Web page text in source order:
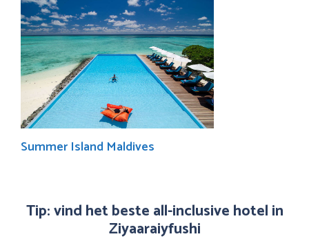
Summer Island Maldives
Tip: vind het beste all-inclusive hotel in
Ziyaaraiyfushi